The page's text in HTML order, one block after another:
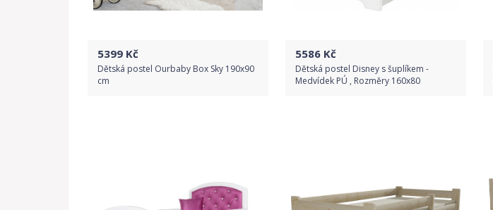
5399 Kč
Dětská postel Ourbaby Box Sky 190x90
cm
5586 Kč
Dětská postel Disney s šuplíkem -
Medvídek PÚ , Rozměry 160x80